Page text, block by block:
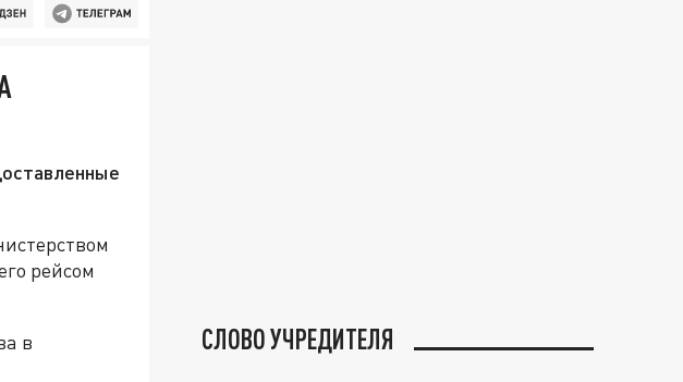
рейсом
в
СЛОВО УЧРЕДИТЕЛЯ